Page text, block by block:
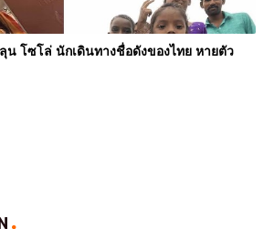
น โซโล่ นักเดินทางชื่อดังของไทย หายตัว